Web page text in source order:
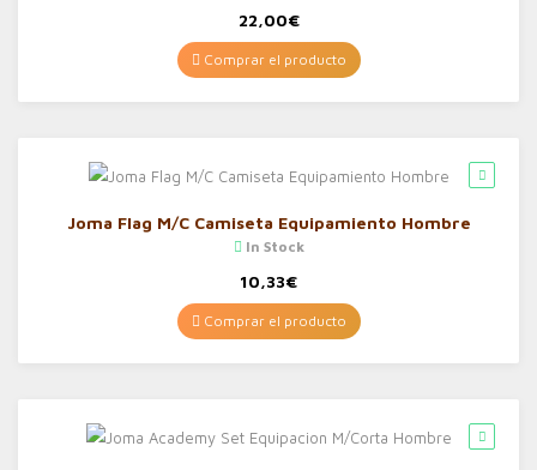
22,00€
Comprar el producto
Joma Flag M/C Camiseta Equipamiento Hombre
In Stock
10,33€
Comprar el producto